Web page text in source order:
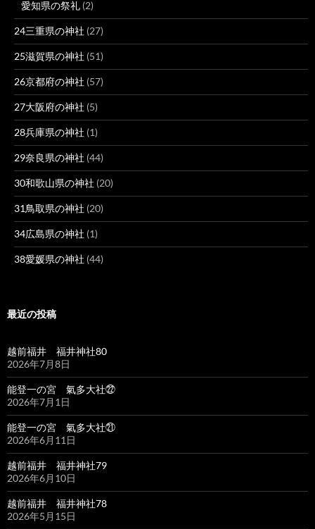
愛知県の祭礼 (2)
24三重県の神社 (27)
25滋賀県の神社 (51)
26京都府の神社 (57)
27大阪府の神社 (5)
28兵庫県の神社 (1)
29奈良県の神社 (44)
30和歌山県の神社 (20)
31鳥取県の神社 (20)
34広島県の神社 (1)
38愛媛県の神社 (44)
最近の投稿
越前福井 福井神社80
2026年7月8日
能登一の宮 氣多大社㉒
2026年7月1日
能登一の宮 氣多大社㉑
2026年6月11日
越前福井 福井神社79
2026年6月10日
越前福井 福井神社78
2026年5月15日